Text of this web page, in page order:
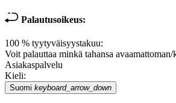
Palautusoikeus:
100 % tyytyväisyystakuu:
Voit palauttaa minkä tahansa
Asiakaspalvelu
Kieli:
Suomi keyboard_arrow_down